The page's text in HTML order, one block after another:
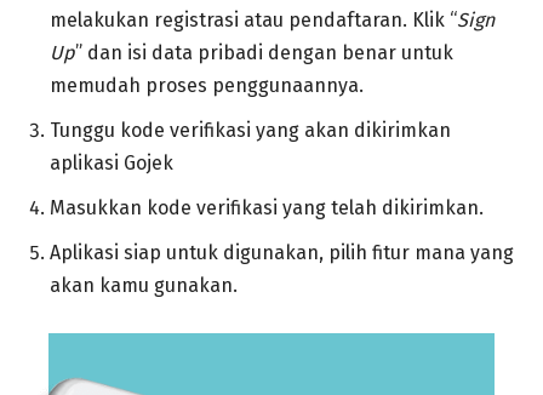
melakukan registrasi atau pendaftaran. Klik “Sign
Up” dan isi data pribadi dengan benar untuk
memudah proses penggunaannya.
Tunggu kode verifikasi yang akan dikirimkan
aplikasi Gojek
Masukkan kode verifikasi yang telah dikirimkan.
Aplikasi siap untuk digunakan, pilih fitur mana yang
akan kamu gunakan.